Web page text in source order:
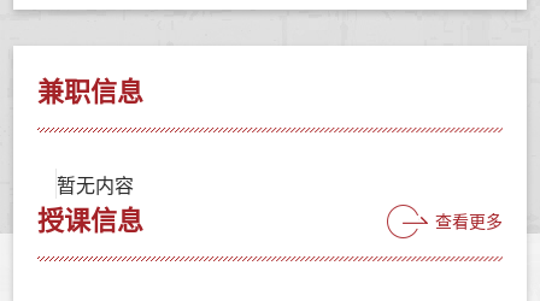
兼职信息
暂无内容
授课信息 查看更多